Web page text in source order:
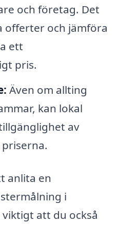
och företag. Det
offerter och jämföra
ett
pris.
Även om allting
kan lokal
av
anlita en
i
att du också